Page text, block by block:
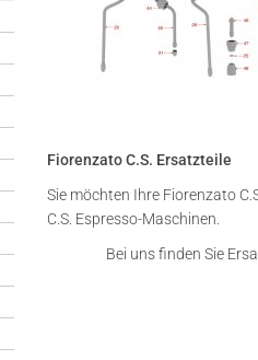
Fiorenzato C.S. Ersatzteile
Sie möchten Ihre Fiorenzato
C.S. Espresso-Maschinen.
Bei uns finden Sie